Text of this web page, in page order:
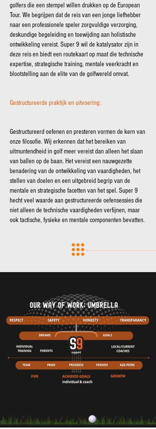
golfers die een stempel willen drukken op de European
Tour. We begrijpen dat de reis van een jonge liefhebber
naar een professionele speler zorgvuldige verzorging,
deskundige begeleiding en toewijding aan holistische
ontwikkeling vereist. Super 9 wil de katalysator zijn in
deze reis en biedt een routekaart op maat die technische
expertise, strategische training, mentale veerkracht en
blootstelling aan de elite van de golfwereld omvat.
Gestructureerde praktijk en uitvoering:
Gestructureerd oefenen en presteren vormen de kern van
onze filosofie. Wij erkennen dat het bereiken van
uitmuntendheid in golf meer vereist dan alleen het slaan
van ballen op de baan. Het vereist een nauwgezette
benadering van de ontwikkeling van vaardigheden, het
stellen van doelen en een uitgebreid begrip van de
mentale en strategische facetten van het spel. Super 9
hecht veel waarde aan gestructureerde oefensessies die
niet alleen de technische vaardigheden verfijnen, maar
ook tactische, fysieke en mentale componenten bevatten.